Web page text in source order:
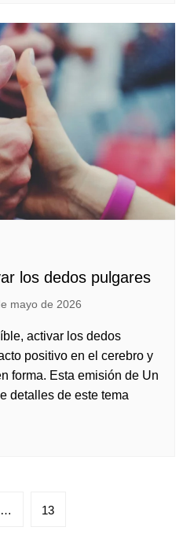
los dedos pulgares
mayo de 2026
activar los dedos
positivo en el cerebro y
forma. Esta emisión de Un
detalles de este tema
… 13